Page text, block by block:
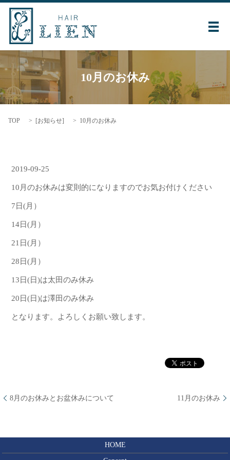
メ
10月のお休み
TOP [お知らせ] 10月のお休み
2019-09-25
10月のお休みは変則的になりますのでお気お付けください
7日(月）
14日(月）
21日(月）
28日(月）
13日(日)は太田のみ休み
20日(日)は澤田のみ休み
となります。よろしくお願い致します。
8月のお休みとお盆休みについて 11月のお休み
HOME